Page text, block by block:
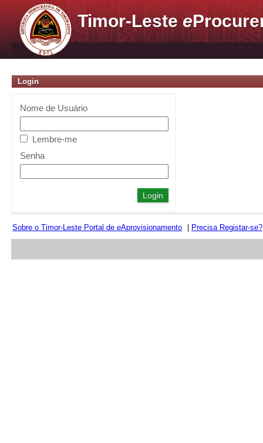
Timor-Lestee
Login
Nome de Usuário
Lembre-me
Senha
Sobre o Timor-Leste Portal de eAprovisionamento Precisa Registar-se?